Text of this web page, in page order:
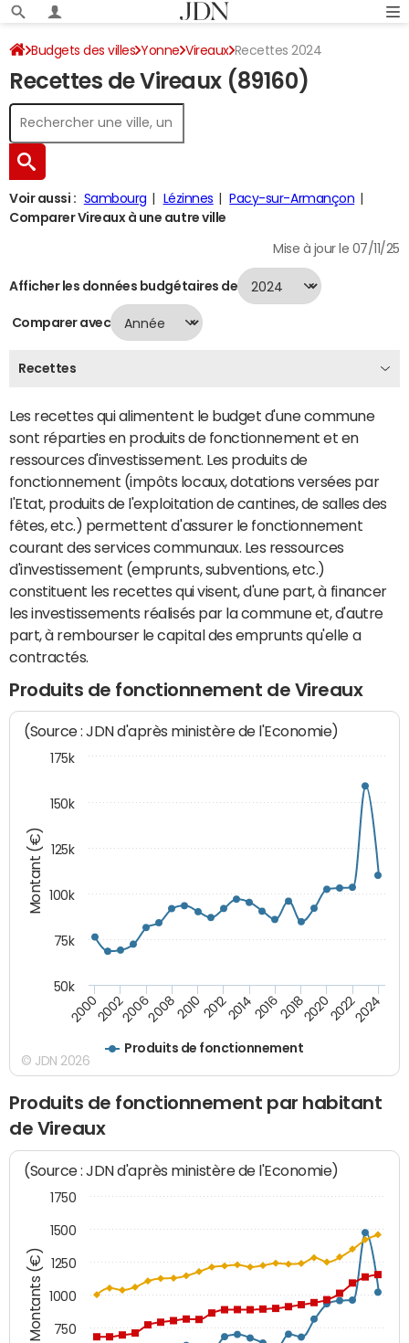
Budgets des villes Yonne Vireaux Recettes 2024
Recettes de Vireaux (89160)
Voir aussi : Sambourg Lézinnes
Pacy-sur-Armançon
Comparer Vireaux à une autre ville
Mise à jour le 07/11/25
Afficher les données budgétaires de
Comparer avec
Recettes
Les recettes qui alimentent le budget d'une commune
sont réparties en produits de fonctionnement et en
ressources d'investissement. Les produits de
fonctionnement (impôts locaux, dotations versées par
l'Etat, produits de l'exploitation de cantines, de salles des
fêtes, etc.) permettent d'assurer le fonctionnement
courant des services communaux. Les ressources
d'investissement (emprunts, subventions, etc.)
constituent les recettes qui visent, d'une part, à financer
les investissements réalisés par la commune et, d'autre
part, à rembourser le capital des emprunts qu'elle a
contractés.
Produits de fonctionnement de Vireaux
Montant (€)
(Source : JDN d'après ministère de l'Economie)
Produits de fonctionnement
200020022006200820102012201420162018202020222024
50k
75k
100k
125k
150k
175k
© JDN 2026
Produits de fonctionnement par habitant
de Vireaux
Montants (€)
(Source : JDN d'après ministère de l'Economie)
750
1000
1250
1500
1750